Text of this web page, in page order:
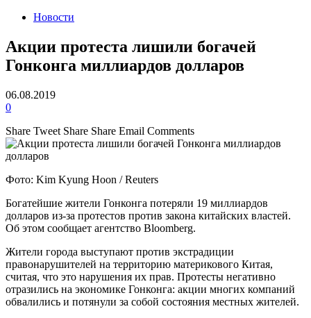
Новости
Акции протеста лишили богачей
Гонконга миллиардов долларов
06.08.2019
0
Share Tweet Share Share Email Comments
Фото: Kim Kyung Hoon / Reuters
Богатейшие жители Гонконга потеряли 19 миллиардов
долларов из-за протестов против закона китайских властей.
Об этом сообщает агентство Bloomberg.
Жители города выступают против экстрадиции
правонарушителей на территорию материкового Китая,
считая, что это нарушения их прав. Протесты негативно
отразились на экономике Гонконга: акции многих компаний
обвалились и потянули за собой состояния местных жителей.